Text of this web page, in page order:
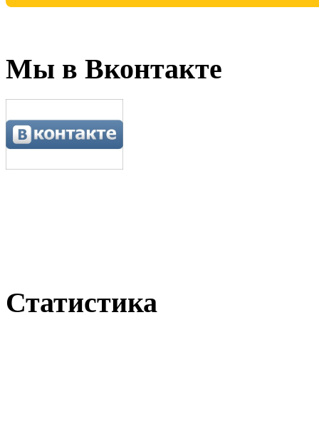
Мы в Вконтакте
Статистика